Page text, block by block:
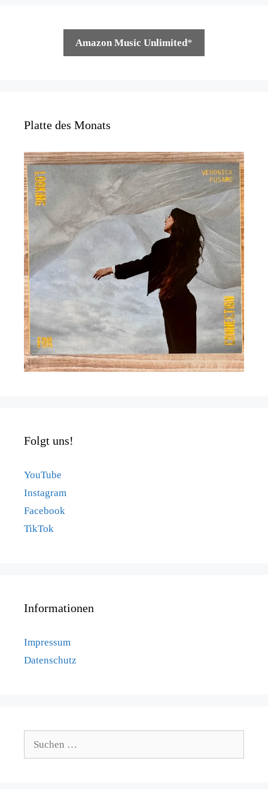
Amazon Music Unlimited*
Platte des Monats
Folgt uns!
YouTube
Instagram
Facebook
TikTok
Informationen
Impressum
Datenschutz